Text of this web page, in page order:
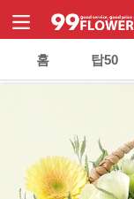
홈 탑50